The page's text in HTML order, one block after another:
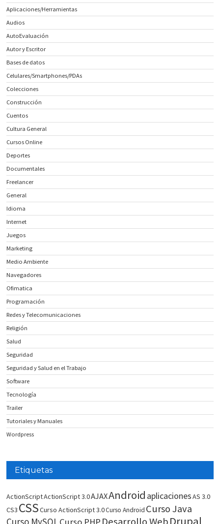
Aplicaciones/Herramientas
Audios
AutoEvaluación
Autor y Escritor
Bases de datos
Celulares/Smartphones/PDAs
Colecciones
Construcción
Cuentos
Cultura General
Cursos Online
Deportes
Documentales
Freelancer
General
Idioma
Internet
Juegos
Marketing
Medio Ambiente
Navegadores
Ofimatica
Programación
Redes y Telecomunicaciones
Religión
Salud
Seguridad
Seguridad y Salud en el Trabajo
Software
Tecnología
Trailer
Tutoriales y Manuales
Wordpress
Etiquetas
ActionScriptActionScript 3.0AJAXAndroid aplicacionesAS 3.0
CS3 CSSCurso ActionScript 3.0Curso Android Curso Java
Curso MySQL Curso PHP Drupal